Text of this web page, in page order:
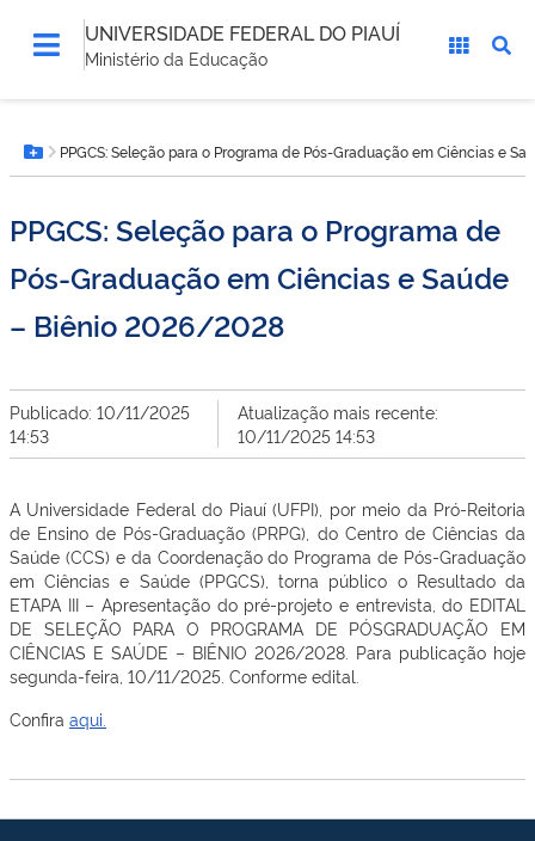
UNIVERSIDADE FEDERAL DO PIAUÍ
Ministério da Educação
está
aqui:Botão Menu
PPGCS: Seleção para o Programa de Pós-Graduação em Ciências e
PPGCS: Seleção para o Programa de
Pós-Graduação em Ciências e Saúde
– Biênio 2026/2028
Publicado: 10/11/2025
14:53
Atualização mais recente:
10/11/2025 14:53
A Universidade Federal do Piauí (UFPI), por meio da Pró-Reitoria
de Ensino de Pós-Graduação (PRPG), do Centro de Ciências da
Saúde (CCS) e da Coordenação do Programa de Pós-Graduação
em Ciências e Saúde (PPGCS), torna público o Resultado da
ETAPA III – Apresentação do pré-projeto e entrevista, do EDITAL
DE SELEÇÃO PARA O PROGRAMA DE PÓSGRADUAÇÃO EM
CIÊNCIAS E SAÚDE – BIÊNIO 2026/2028. Para publicação hoje
segunda-feira, 10/11/2025. Conforme edital.
Confira aqui.